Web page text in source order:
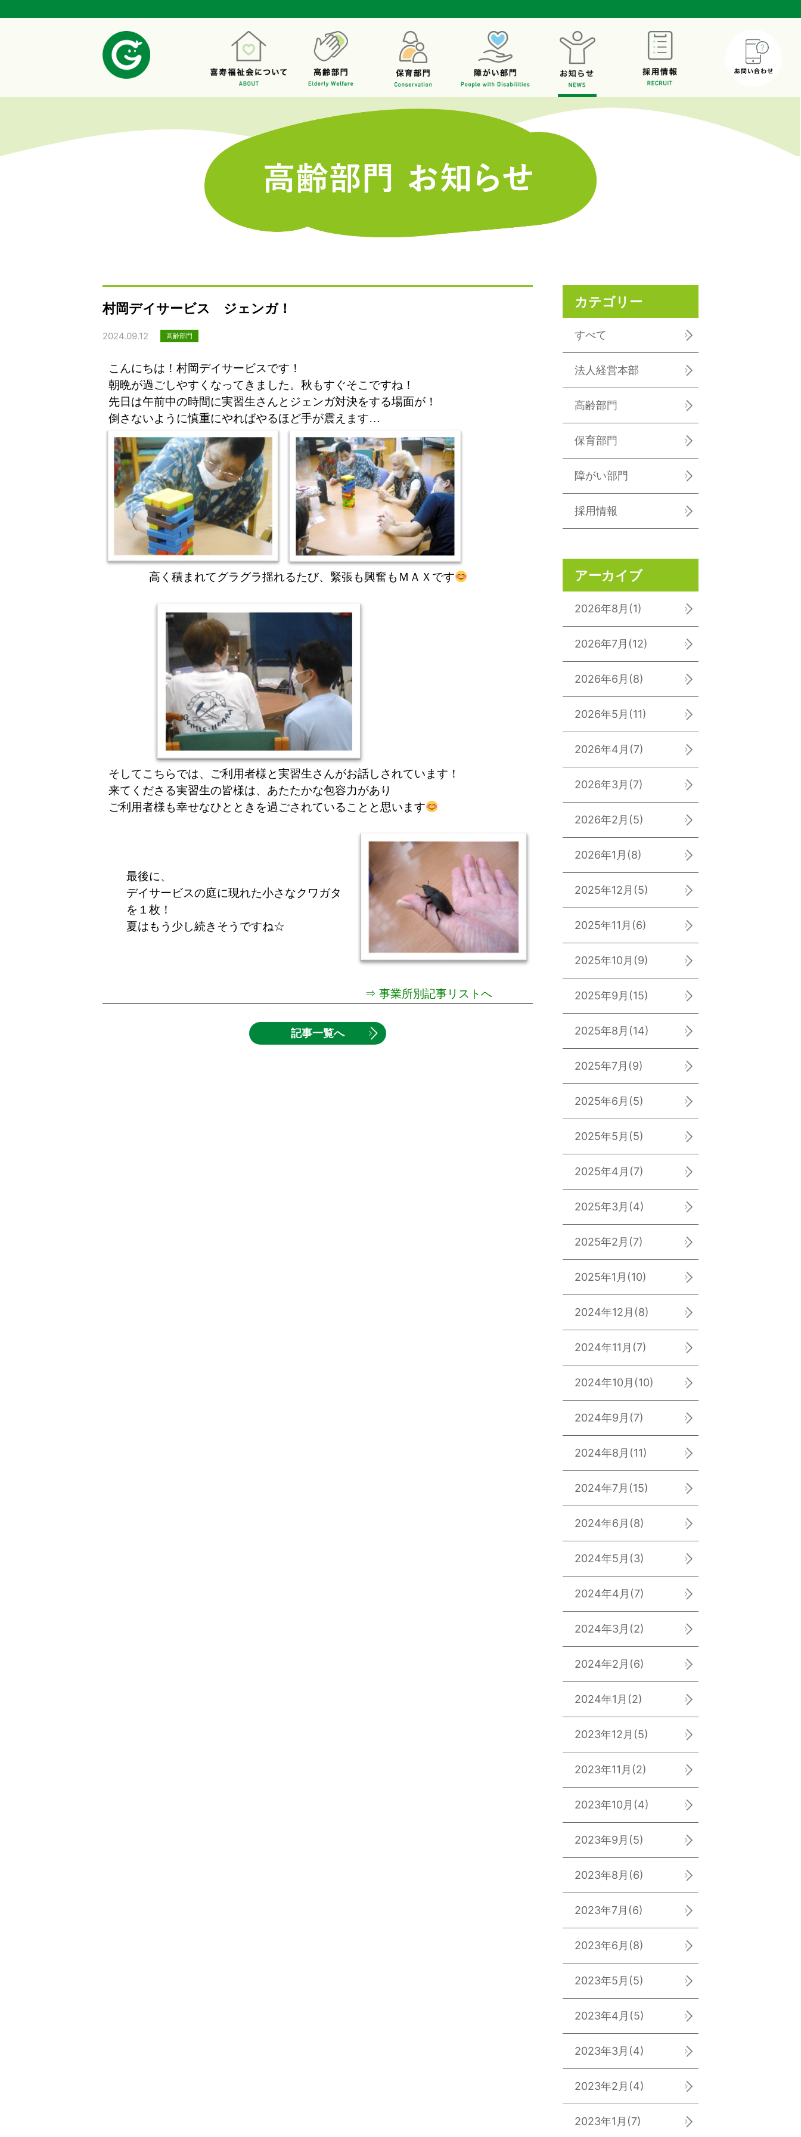
村岡デイサービス ジェンガ！
2024.09.12 高齢部門
こんにちは！村岡デイサービスです！
朝晩が過ごしやすくなってきました。秋もすぐそこですね！
先日は午前中の時間に実習生さんとジェンガ対決をする場面が！
倒さないように慎重にやればやるほど手が震えます…
高く積まれてグラグラ揺れるたび、緊張も興奮もＭＡＸです
そしてこちらでは、ご利用者様と実習生さんがお話しされています！
来てくださる実習生の皆様は、あたたかな包容力があり
ご利用者様も幸せなひとときを過ごされていることと思います
最後に、
デイサービスの庭に現れた小さなクワガタ
を１枚！
夏はもう少し続きそうですね☆
⇒ 事業所別記事リストへ
記事一覧へ
カテゴリー
すべて
法人経営本部
高齢部門
保育部門
障がい部門
採用情報
アーカイブ
2026年8月 (1)
2026年7月 (12)
2026年6月 (8)
2026年5月 (11)
2026年4月 (7)
2026年3月 (7)
2026年2月 (5)
2026年1月 (8)
2025年12月 (5)
2025年11月 (6)
2025年10月 (9)
2025年9月 (15)
2025年8月 (14)
2025年7月 (9)
2025年6月 (5)
2025年5月 (5)
2025年4月 (7)
2025年3月 (4)
2025年2月 (7)
2025年1月 (10)
2024年12月 (8)
2024年11月 (7)
2024年10月 (10)
2024年9月 (7)
2024年8月 (11)
2024年7月 (15)
2024年6月 (8)
2024年5月 (3)
2024年4月 (7)
2024年3月 (2)
2024年2月 (6)
2024年1月 (2)
2023年12月 (5)
2023年11月 (2)
2023年10月 (4)
2023年9月 (5)
2023年8月 (6)
2023年7月 (6)
2023年6月 (8)
2023年5月 (5)
2023年4月 (5)
2023年3月 (4)
2023年2月 (4)
2023年1月 (7)